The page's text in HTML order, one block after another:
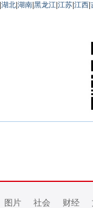
湖北 湖南 黑龙江 江苏 江西
图片 社会 财经